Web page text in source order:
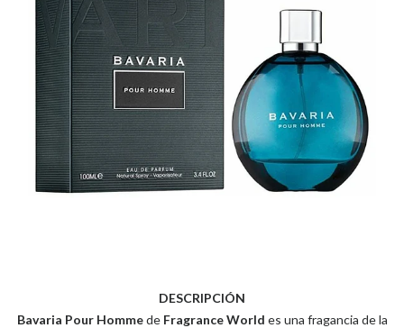
DESCRIPCIÓN
Bavaria Pour Hommede Fragrance World es una fragancia de la